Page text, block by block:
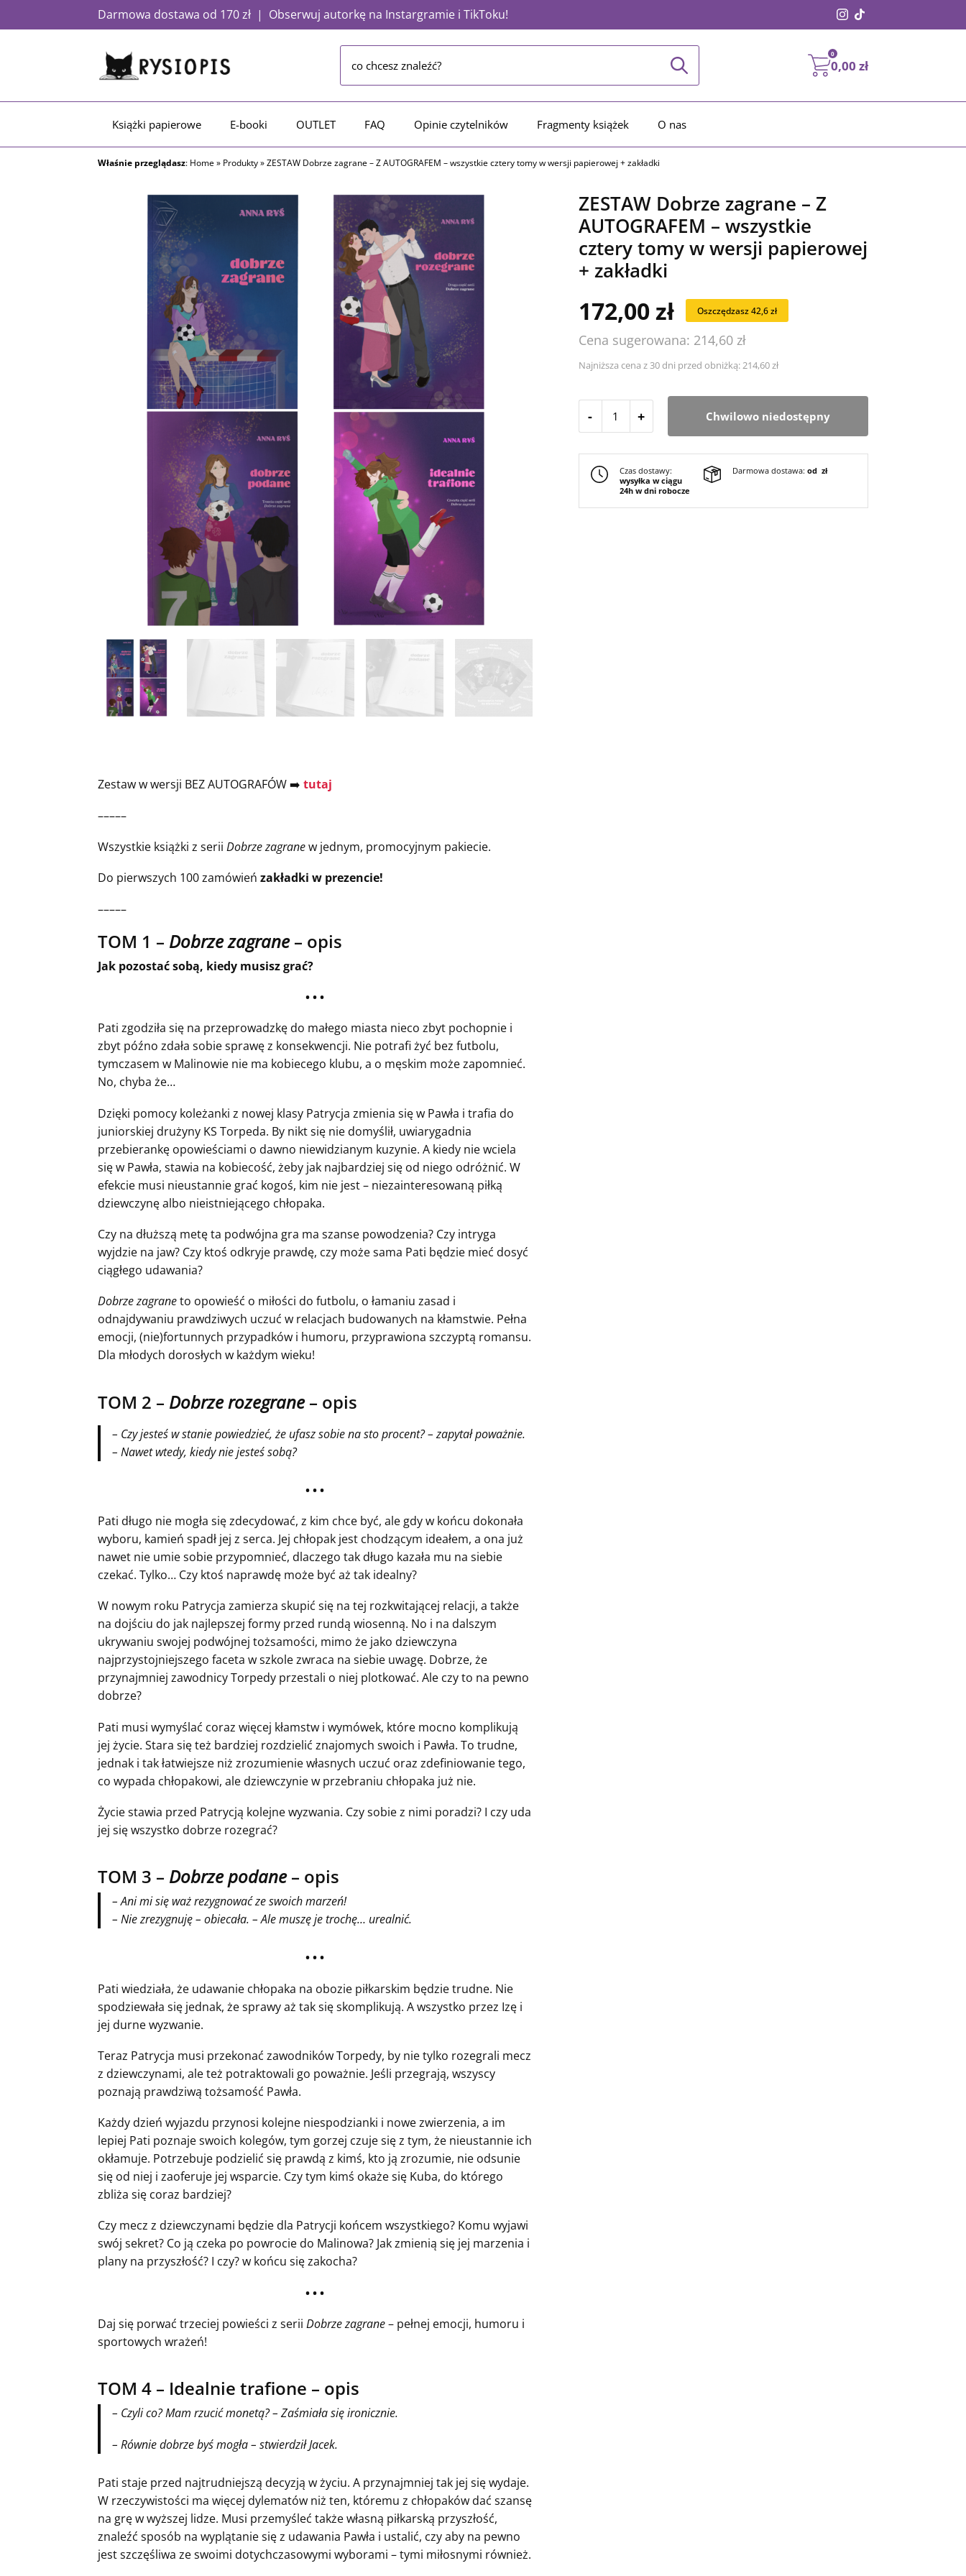
Darmowa dostawa od 170 zł | Obserwuj autorkę na Instargramie i TikToku!
0,00 zł
0
Książki papierowe E-booki OUTLET FAQ Opinie czytelników Fragmenty książek O nas
Właśnie przeglądasz: Home» Produkty»ZESTAW Dobrze zagrane – Z AUTOGRAFEM – wszystkie cztery tomy w wersji papierowej + zakładki
ZESTAW Dobrze zagrane – Z
AUTOGRAFEM – wszystkie
cztery tomy w wersji papierowej
+ zakładki
172,00zł
Cena sugerowana: 214,60 zł
Oszczędzasz 42,6 zł
Najniższa cena z 30 dni przed obniżką: 214,60 zł
- + Chwilowo niedostępny
Czas dostawy:
wysyłka w ciągu
24h w dni robocze
Darmowa dostawa:od zł
Zestaw w wersji BEZ AUTOGRAFÓW ➡️ tutaj
–––––
Wszystkie książki z serii Dobrze zagranew jednym, promocyjnym pakiecie.
Do pierwszych 100 zamówień zakładki w prezencie!
–––––
TOM 1 – Dobrze zagrane– opis
Jak pozostać sobą, kiedy musisz grać?
• • •
Pati zgodziła się na przeprowadzkę do małego miasta nieco zbyt pochopnie i
zbyt późno zdała sobie sprawę z konsekwencji. Nie potrafi żyć bez futbolu,
tymczasem w Malinowie nie ma kobiecego klubu, a o męskim może zapomnieć.
No, chyba że…
Dzięki pomocy koleżanki z nowej klasy Patrycja zmienia się w Pawła i trafia do
juniorskiej drużyny KS Torpeda. By nikt się nie domyślił, uwiarygadnia
przebierankę opowieściami o dawno niewidzianym kuzynie. A kiedy nie wciela
się w Pawła, stawia na kobiecość, żeby jak najbardziej się od niego odróżnić. W
efekcie musi nieustannie grać kogoś, kim nie jest – niezainteresowaną piłką
dziewczynę albo nieistniejącego chłopaka.
Czy na dłuższą metę ta podwójna gra ma szanse powodzenia? Czy intryga
wyjdzie na jaw? Czy ktoś odkryje prawdę, czy może sama Pati będzie mieć dosyć
ciągłego udawania?
Dobrze zagraneto opowieść o miłości do futbolu, o łamaniu zasad i
odnajdywaniu prawdziwych uczuć w relacjach budowanych na kłamstwie. Pełna
emocji, (nie)fortunnych przypadków i humoru, przyprawiona szczyptą romansu.
Dla młodych dorosłych w każdym wieku!
TOM 2 – Dobrze rozegrane– opis
– Czy jesteś w stanie powiedzieć, że ufasz sobie na sto procent? – zapytał poważnie.
– Nawet wtedy, kiedy nie jesteś sobą?
• • •
Pati długo nie mogła się zdecydować, z kim chce być, ale gdy w końcu dokonała
wyboru, kamień spadł jej z serca. Jej chłopak jest chodzącym ideałem, a ona już
nawet nie umie sobie przypomnieć, dlaczego tak długo kazała mu na siebie
czekać. Tylko… Czy ktoś naprawdę może być aż tak idealny?
W nowym roku Patrycja zamierza skupić się na tej rozkwitającej relacji, a także
na dojściu do jak najlepszej formy przed rundą wiosenną. No i na dalszym
ukrywaniu swojej podwójnej tożsamości, mimo że jako dziewczyna
najprzystojniejszego faceta w szkole zwraca na siebie uwagę. Dobrze, że
przynajmniej zawodnicy Torpedy przestali o niej plotkować. Ale czy to na pewno
dobrze?
Pati musi wymyślać coraz więcej kłamstw i wymówek, które mocno komplikują
jej życie. Stara się też bardziej rozdzielić znajomych swoich i Pawła. To trudne,
jednak i tak łatwiejsze niż zrozumienie własnych uczuć oraz zdefiniowanie tego,
co wypada chłopakowi, ale dziewczynie w przebraniu chłopaka już nie.
Życie stawia przed Patrycją kolejne wyzwania. Czy sobie z nimi poradzi? I czy uda
jej się wszystko dobrze rozegrać?
TOM 3 – Dobrze podane– opis
– Ani mi się waż rezygnować ze swoich marzeń!
– Nie zrezygnuję – obiecała. – Ale muszę je trochę… urealnić.
• • •
Pati wiedziała, że udawanie chłopaka na obozie piłkarskim będzie trudne. Nie
spodziewała się jednak, że sprawy aż tak się skomplikują. A wszystko przez Izę i
jej durne wyzwanie.
Teraz Patrycja musi przekonać zawodników Torpedy, by nie tylko rozegrali mecz
z dziewczynami, ale też potraktowali go poważnie. Jeśli przegrają, wszyscy
poznają prawdziwą tożsamość Pawła.
Każdy dzień wyjazdu przynosi kolejne niespodzianki i nowe zwierzenia, a im
lepiej Pati poznaje swoich kolegów, tym gorzej czuje się z tym, że nieustannie ich
okłamuje. Potrzebuje podzielić się prawdą z kimś, kto ją zrozumie, nie odsunie
się od niej i zaoferuje jej wsparcie. Czy tym kimś okaże się Kuba, do którego
zbliża się coraz bardziej?
Czy mecz z dziewczynami będzie dla Patrycji końcem wszystkiego? Komu wyjawi
swój sekret? Co ją czeka po powrocie do Malinowa? Jak zmienią się jej marzenia i
plany na przyszłość? I czy? w końcu się zakocha?
• • •
Daj się porwać trzeciej powieści z serii Dobrze zagrane– pełnej emocji, humoru i
sportowych wrażeń!
TOM 4 – Idealnie trafione – opis
– Czyli co? Mam rzucić monetą? – Zaśmiała się ironicznie.
– Równie dobrze byś mogła – stwierdził Jacek.
Pati staje przed najtrudniejszą decyzją w życiu. A przynajmniej tak jej się wydaje.
W rzeczywistości ma więcej dylematów niż ten, któremu z chłopaków dać szansę
na grę w wyższej lidze. Musi przemyśleć także własną piłkarską przyszłość,
znaleźć sposób na wyplątanie się z udawania Pawła i ustalić, czy aby na pewno
jest szczęśliwa ze swoimi dotychczasowymi wyborami – tymi miłosnymi również.